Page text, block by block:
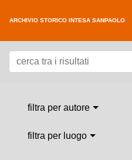
ARCHIVIO STORICO INTESA SANPAOLO
filtra per autore
filtra per luogo